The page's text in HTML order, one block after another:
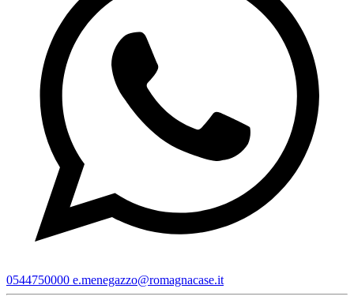
0544750000 e.menegazzo@romagnacase.it